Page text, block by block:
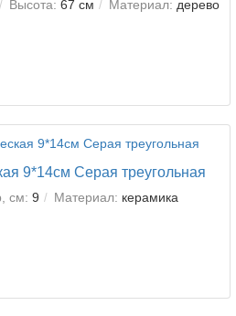
Высота: 67 см Материал: дерево
9*14см Серая треугольная
см: 9 Материал: керамика